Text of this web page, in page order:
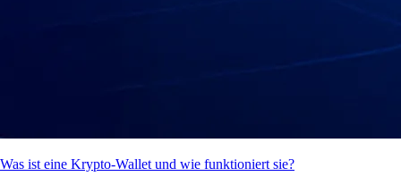
Was ist eine Krypto-Wallet und wie funktioniert sie?